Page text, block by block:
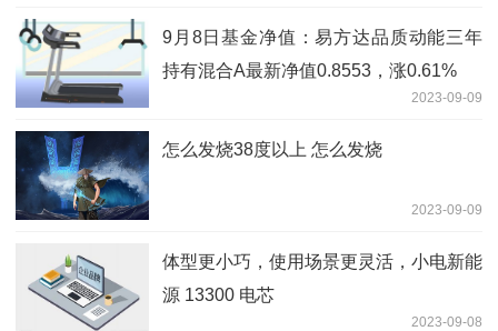
9月8日基金净值：易方达品质动能三年
持有混合A最新净值0.8553，涨0.61%
2023-09-09
怎么发烧38度以上 怎么发烧
2023-09-09
体型更小巧，使用场景更灵活，小电新能
源 13300 电芯
2023-09-08